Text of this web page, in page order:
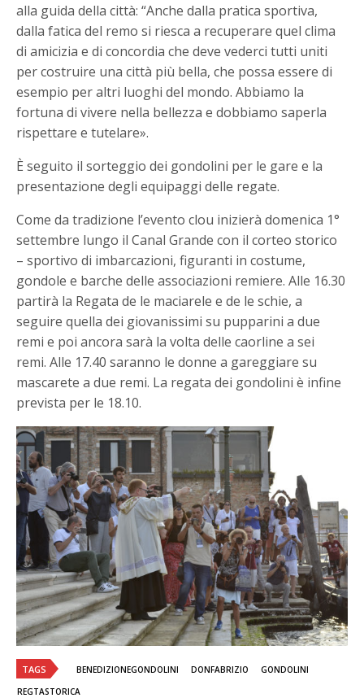
alla guida della città: “Anche dalla pratica sportiva,
dalla fatica del remo si riesca a recuperare quel clima
di amicizia e di concordia che deve vederci tutti uniti
per costruire una città più bella, che possa essere di
esempio per altri luoghi del mondo. Abbiamo la
fortuna di vivere nella bellezza e dobbiamo saperla
rispettare e tutelare».
È seguito il sorteggio dei gondolini per le gare e la
presentazione degli equipaggi delle regate.
Come da tradizione l’evento clou inizierà domenica 1°
settembre lungo il Canal Grande con il corteo storico
– sportivo di imbarcazioni, figuranti in costume,
gondole e barche delle associazioni remiere. Alle 16.30
partirà la Regata de le maciarele e de le schie, a
seguire quella dei giovanissimi su pupparini a due
remi e poi ancora sarà la volta delle caorline a sei
remi. Alle 17.40 saranno le donne a gareggiare su
mascarete a due remi. La regata dei gondolini è infine
prevista per le 18.10.
TAGS BENEDIZIONEGONDOLINI DONFABRIZIO
GONDOLINI
REGTASTORICA